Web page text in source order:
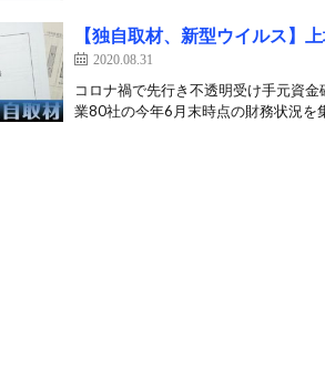
【独自取材、新型ウイルス】
2020.08.31
コロナ禍で先行き不透明受け手元資
業80社の今年6月末時点の財務状況を